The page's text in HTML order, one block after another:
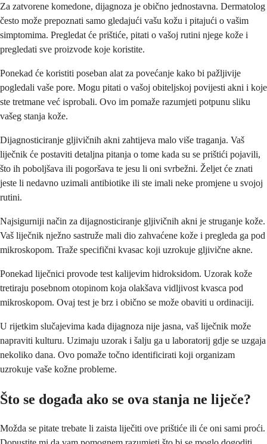
Za zatvorene komedone, dijagnoza je obično jednostavna. Dermatolog
često može prepoznati samo gledajući vašu kožu i pitajući o vašim
simptomima. Pregledat će prištiće, pitati o vašoj rutini njege kože i
pregledati sve proizvode koje koristite.
Ponekad će koristiti poseban alat za povećanje kako bi pažljivije
pogledali vaše pore. Mogu pitati o vašoj obiteljskoj povijesti akni i koje
ste tretmane već isprobali. Ovo im pomaže razumjeti potpunu sliku
vašeg stanja kože.
Dijagnosticiranje gljivičnih akni zahtijeva malo više traganja. Vaš
liječnik će postaviti detaljna pitanja o tome kada su se prištići pojavili,
što ih poboljšava ili pogoršava te jesu li oni svrbežni. Željet će znati
jeste li nedavno uzimali antibiotike ili ste imali neke promjene u svojoj
rutini.
Najsigurniji način za dijagnosticiranje gljivičnih akni je struganje kože.
Vaš liječnik nježno sastruže mali dio zahvaćene kože i pregleda ga pod
mikroskopom. Traže specifični kvasac koji uzrokuje gljivične akne.
Ponekad liječnici provode test kalijevim hidroksidom. Uzorak kože
tretiraju posebnom otopinom koja olakšava vidljivost kvasca pod
mikroskopom. Ovaj test je brz i obično se može obaviti u ordinaciji.
U rijetkim slučajevima kada dijagnoza nije jasna, vaš liječnik može
napraviti kulturu. Uzimaju uzorak i šalju ga u laboratorij gdje se uzgaja
nekoliko dana. Ovo pomaže točno identificirati koji organizam
uzrokuje vaše kožne probleme.
Što se događa ako se ova stanja ne liječe?
Možda se pitate trebate li zaista liječiti ove prištiće ili će oni sami proći.